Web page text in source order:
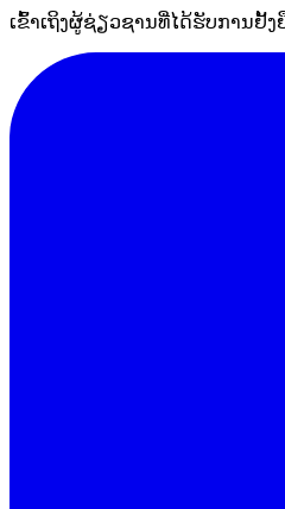
ເຂົ້າເຖິງຜູ້ຊ່ຽວຊານທີ່ໄດ້ຮັບການຢັ້ງ